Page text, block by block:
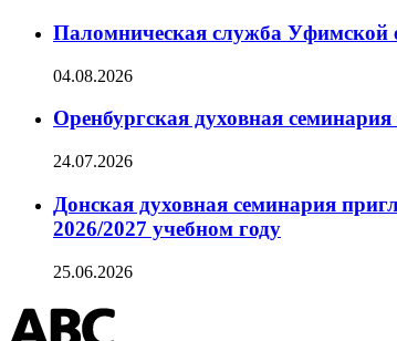
Паломническая служба Уфимской
04.08.2026
Оренбургская духовная
24.07.2026
Донская духовная семинария
2026/2027 учебном году
25.06.2026